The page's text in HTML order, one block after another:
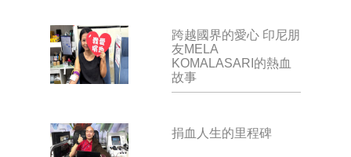
跨越國界的愛心 印尼朋
友MELA
KOMALASARI的熱血
故事
捐血人生的里程碑